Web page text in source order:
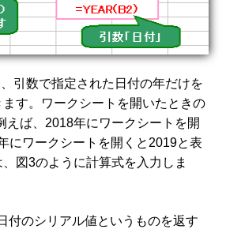
引数で指定された日付の年だけを
す。ワークシートを開いたときの
えば、2018年にワークシートを開
にワークシートを開くと2019と表
図3のように計算式を入力しま
付のシリアル値というものを返す